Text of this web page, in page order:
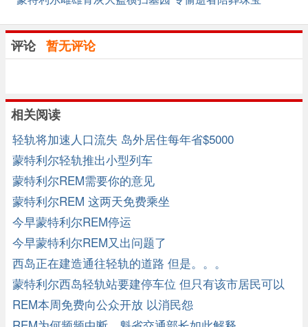
评论 暂无评论
相关阅读
轻轨将加速人口流失 岛外居住每年省$5000
蒙特利尔轻轨推出小型列车
蒙特利尔REM需要你的意见
蒙特利尔REM 这两天免费乘坐
今早蒙特利尔REM停运
今早蒙特利尔REM又出问题了
西岛正在建造通往轻轨的道路 但是。。。
蒙特利尔西岛轻轨站要建停车位 但只有该市居民可以
使用
REM本周免费向公众开放 以消民怨